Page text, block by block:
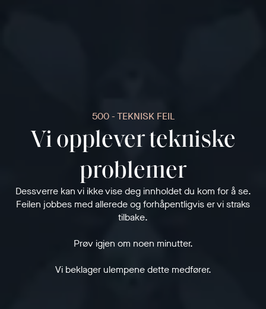
500 - TEKNISK FEIL
Vi opplever tekniske
problemer
Dessverre kan vi ikke vise deg innholdet du kom for å se.
Feilen jobbes med allerede og forhåpentligvis er vi straks
tilbake.
Prøv igjen om noen minutter.
Vi beklager ulempene dette medfører.